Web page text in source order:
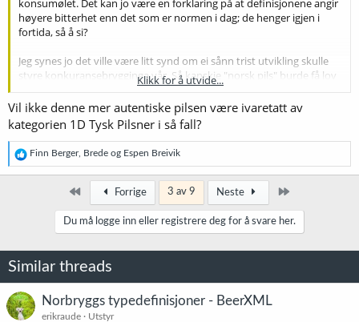
konsumølet. Det kan jo være en forklaring på at definisjonene angir
høyere bitterhet enn det som er normen i dag; de henger igjen i
fortida, så å si?
Jeg synes jo det ville være litt synd om ei sånn trist utvikling skulle
styre konkuransebrygginga vår. Så kanskje "norsk pils" burde få lov
til å være både "historisk" og "moderne" når det gjelder bitterhet?
Klikk for å utvide...
Vil ikke denne mer autentiske pilsen være ivaretatt av
kategorien 1D Tysk Pilsner i så fall?
R
e
a
r
Finn Berger, Brede og Espen Breivik
Først Forrige 3 av 9 Neste
Du må logge inn eller registrere deg for å svare her.
Similar threads
Norbryggs typedefinisjoner - BeerXML
erikraude
Utstyr